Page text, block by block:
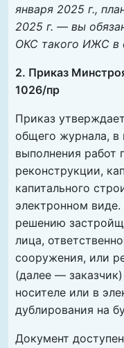
января 2025 г.,
2025 г. — вы
ОКС такого ИЖС в
2. Приказ
1026/пр
Приказ
общего журнала, в
выполнения работ
реконструкции,
капитального
электронном
решению
лица,
сооружения, или
(далее —
носителе или в
дублирования на
Документ